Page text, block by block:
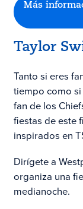
Más
Taylor
Tanto si eres
tiempo como
fan de los
fiestas de este
inspirados en
Dirígete a
organiza una
medianoche.